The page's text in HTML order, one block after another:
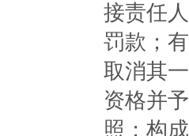
接责任
罚款；
取消其
资格并
照；构